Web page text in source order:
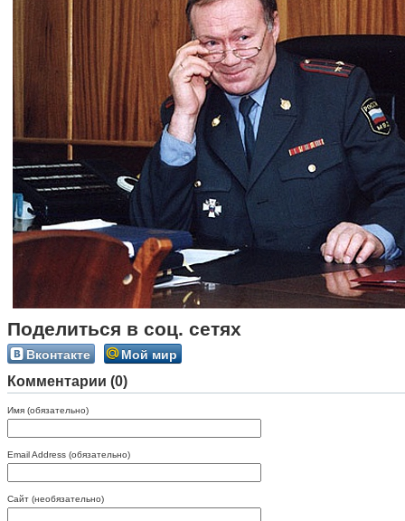
Поделиться в соц. сетях
Вконтакте Мой мир
Комментарии (0)
Имя (обязательно)
Email Address (обязательно)
Сайт (необязательно)